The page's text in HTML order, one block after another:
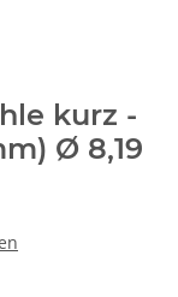
kurz -
Ø 8,19